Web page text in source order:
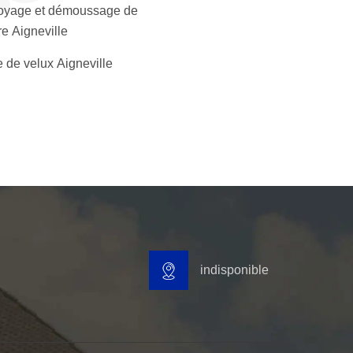
et démoussage de
Aigneville
de velux Aigneville
indisponible